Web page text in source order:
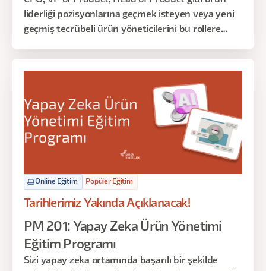
liderliği pozisyonlarına geçmek isteyen veya yeni
geçmiş tecrübeli ürün yöneticilerini bu rollere
Online Eğitim Popüler Eğitim
Tarihlerimiz Yakında Açıklanacak!
PM 201: Yapay Zeka Ürün Yönetimi
Eğitim Programı
Sizi yapay zeka ortamında başarılı bir şekilde